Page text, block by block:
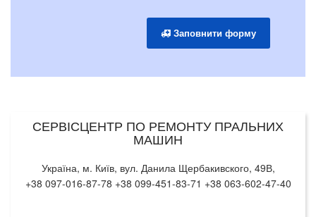
Заповнити форму
СЕРВІСЦЕНТР ПО РЕМОНТУ ПРАЛЬНИХ
МАШИН
Україна, м. Київ, вул. Данила Щербакивского, 49В,
+38 097-016-87-78 +38 099-451-83-71 +38 063-602-47-40